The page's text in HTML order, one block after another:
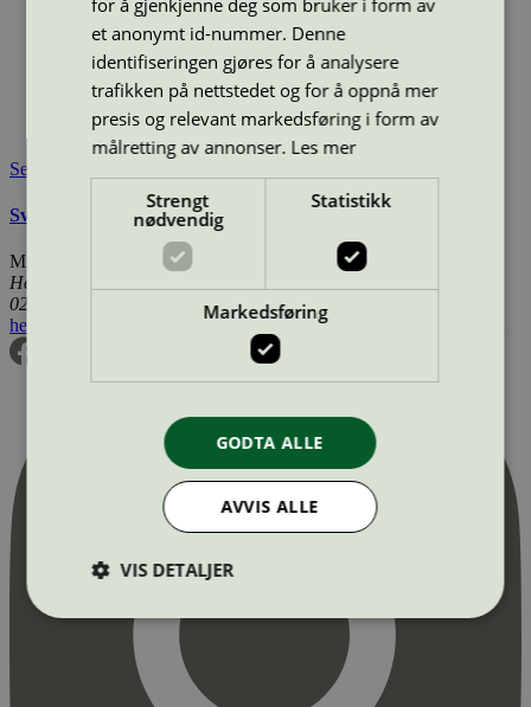
Miljømerke: Svanemerket
Merkevare: Pergo
Merkevare nettside: https://www.pergo.no/nb-no/
Lisensinnehaver: Unilin BV, division Flooring
Lisensinnehaver nettside:
http://www.unilin.com
Tilgjengelig i: Utenfor Norden
Se også
Svanemerkets krav til gulv og gulvunderlag
Miljømerking Norge
Henrik Ibsens gate 20
0255 Oslo
hei@svanemerket.no
24 14 46 00 Org. nr: 971 279 362 MVA
et anonymt id-nummer. Denne
identifiseringen gjøres for å analysere
trafikken på nettstedet og for å oppnå mer
presis og relevant markedsføring i form av
målretting av annonser. Les mer
Strengt
nødvendig
Statistikk
Markedsføring
GODTA ALLE
AVVIS ALLE
VIS DETALJER
Strengt nødvendig
Statistikk